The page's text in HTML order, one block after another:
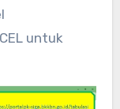
untuk